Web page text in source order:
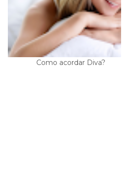
Como acordar Diva?